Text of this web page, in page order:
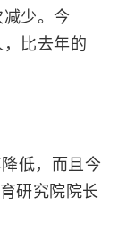
少。今
比去年的
低，而且今
研究院院长